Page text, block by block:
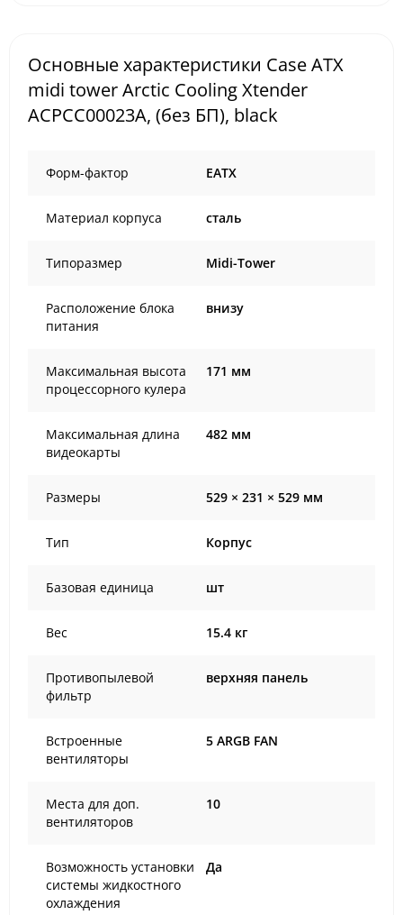
Основные характеристики Case ATX
midi tower Arctic Cooling Xtender
ACPCC00023A, (без БП), black
Форм-фактор EATX
Материал корпуса сталь
Типоразмер Midi-Tower
Расположение блока
питания
внизу
Максимальная высота
процессорного кулера
171 мм
Максимальная длина
видеокарты
482 мм
Размеры 529 × 231 × 529 мм
Тип Корпус
Базовая единица шт
Вес 15.4 кг
Противопылевой
фильтр
верхняя панель
Встроенные
вентиляторы
5 ARGB FAN
Места для доп.
вентиляторов
10
Возможность установки
системы жидкостного
охлаждения
Да